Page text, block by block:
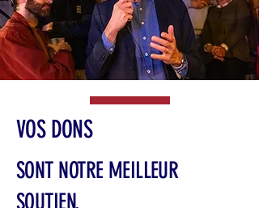
VOS DONS
SONT NOTRE MEILLEUR
SOUTIEN.